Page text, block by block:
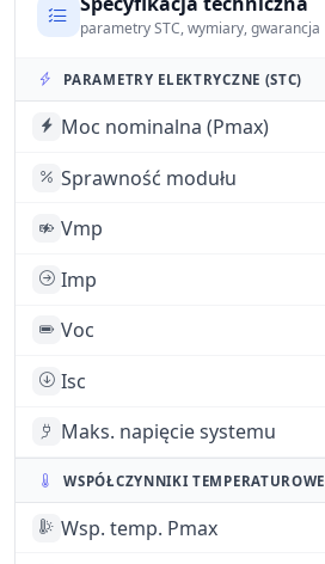
parametry STC, wymiary, gwarancja
PARAMETRY ELEKTRYCZNE (STC)
Moc nominalna (Pmax)
Sprawność modułu
Vmp
Imp
Voc
Isc
Maks. napięcie systemu
WSPÓŁCZYNNIKI TEMPERATUROWE
Wsp. temp. Pmax